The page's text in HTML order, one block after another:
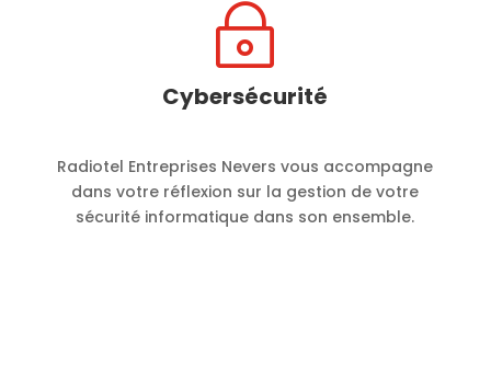
~
Cybersécurité
Radiotel Entreprises Nevers vous accompagne
dans votre réflexion sur la gestion de votre
sécurité informatique dans son ensemble.